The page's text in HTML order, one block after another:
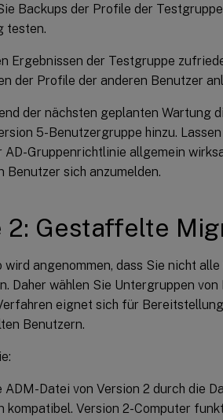
Backups der Profile der
testen.
Ergebnissen der Testgruppe
der Profile der anderen Benutzer
der nächsten geplanten Wartung
5-Benutzergruppe hinzu.
AD-Gruppenrichtlinie allgemein
Benutzer sich anzumelden.
2: Gestaffelte
wird angenommen, dass Sie nicht
Daher wählen Sie Untergruppen
eignet sich für
Benutzern.
ADM-Datei von Version 2 durch die
kompatibel. Version 2-Computer